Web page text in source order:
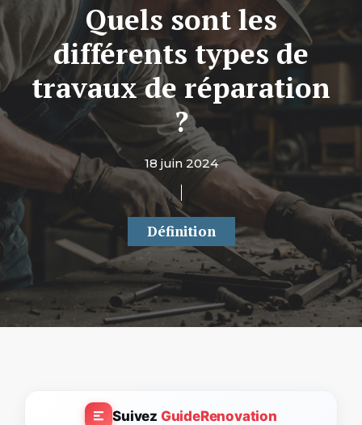
Quels sont les
différents types de
travaux de réparation
?
18 juin 2024
Définition
Suivez GuideRenovation